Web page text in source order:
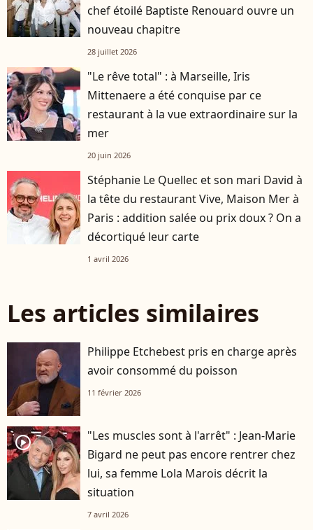
chef étoilé Baptiste Renouard ouvre un
nouveau chapitre
28 juillet 2026
"Le rêve total" : à Marseille, Iris
Mittenaere a été conquise par ce
restaurant à la vue extraordinaire sur la
mer
20 juin 2026
Stéphanie Le Quellec et son mari David à
la tête du restaurant Vive, Maison Mer à
Paris : addition salée ou prix doux ? On a
décortiqué leur carte
1 avril 2026
Les articles similaires
Philippe Etchebest pris en charge après
avoir consommé du poisson
11 février 2026
player2
"Les muscles sont à l'arrêt" : Jean-Marie
Bigard ne peut pas encore rentrer chez
lui, sa femme Lola Marois décrit la
situation
7 avril 2026